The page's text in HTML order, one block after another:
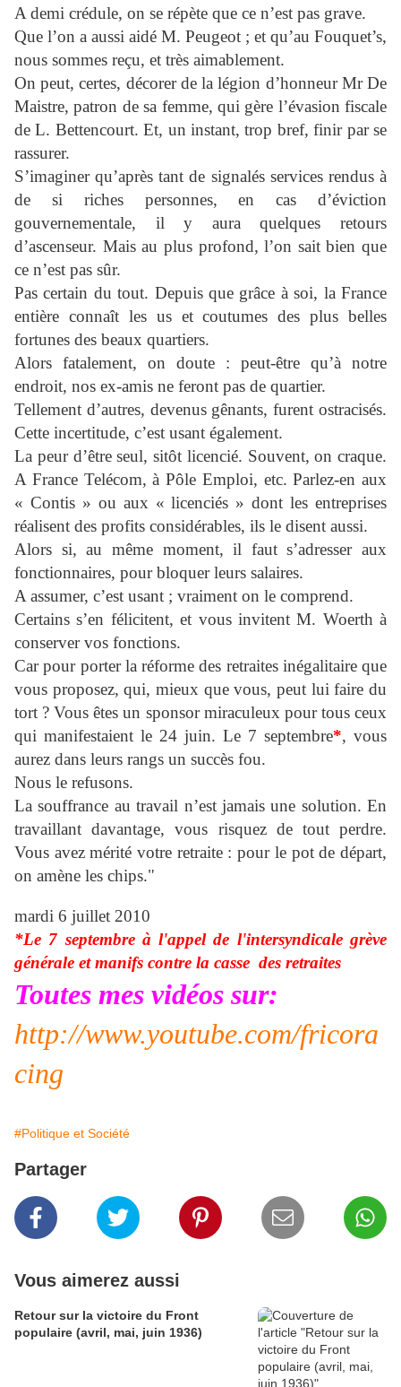
A demi crédule, on se répète que ce n’est pas grave.
Que l’on a aussi aidé M. Peugeot ; et qu’au Fouquet’s,
nous sommes reçu, et très aimablement.
On peut, certes, décorer de la légion d’honneur Mr De
Maistre, patron de sa femme, qui gère l’évasion fiscale
de L. Bettencourt. Et, un instant, trop bref, finir par se
rassurer.
S’imaginer qu’après tant de signalés services rendus à
de si riches personnes, en cas d’éviction
gouvernementale, il y aura quelques retours
d’ascenseur. Mais au plus profond, l’on sait bien que
ce n’est pas sûr.
Pas certain du tout. Depuis que grâce à soi, la France
entière connaît les us et coutumes des plus belles
fortunes des beaux quartiers.
Alors fatalement, on doute : peut-être qu’à notre
endroit, nos ex-amis ne feront pas de quartier.
Tellement d’autres, devenus gênants, furent ostracisés.
Cette incertitude, c’est usant également.
La peur d’être seul, sitôt licencié. Souvent, on craque.
A France Telécom, à Pôle Emploi, etc. Parlez-en aux
« Contis » ou aux « licenciés » dont les entreprises
réalisent des profits considérables, ils le disent aussi.
Alors si, au même moment, il faut s’adresser aux
fonctionnaires, pour bloquer leurs salaires.
A assumer, c’est usant ; vraiment on le comprend.
Certains s’en félicitent, et vous invitent M. Woerth à
conserver vos fonctions.
Car pour porter la réforme des retraites inégalitaire que
vous proposez, qui, mieux que vous, peut lui faire du
tort ? Vous êtes un sponsor miraculeux pour tous ceux
qui manifestaient le 24 juin. Le 7 septembre*, vous
aurez dans leurs rangs un succès fou.
Nous le refusons.
La souffrance au travail n’est jamais une solution. En
travaillant davantage, vous risquez de tout perdre.
Vous avez mérité votre retraite : pour le pot de départ,
on amène les chips."
mardi 6 juillet 2010
*Le 7 septembre à l'appel de l'intersyndicale grève
générale et manifs contre la casse des retraites
Toutes mes vidéos sur:
http://www.youtube.com/fricora
cing
#Politique et Société
Partager
Vous aimerez aussi
Retour sur la victoire du Front
populaire (avril, mai, juin 1936)